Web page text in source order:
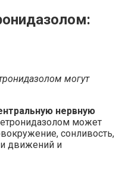
могут
нервную
может
сонливость,
движений и